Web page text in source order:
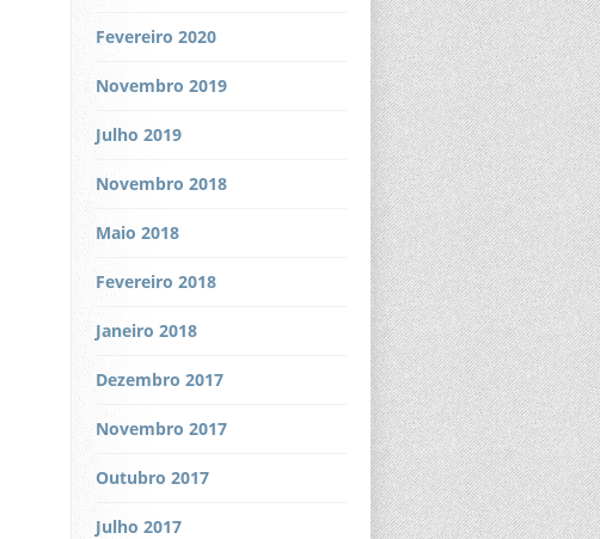
Fevereiro 2020
Novembro 2019
Julho 2019
Novembro 2018
Maio 2018
Fevereiro 2018
Janeiro 2018
Dezembro 2017
Novembro 2017
Outubro 2017
Julho 2017